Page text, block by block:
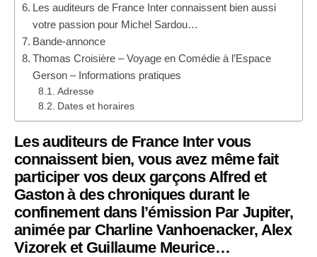
Les auditeurs de France Inter connaissent bien aussi
votre passion pour Michel Sardou…
Bande-annonce
Thomas Croisière – Voyage en Comédie à l’Espace
Gerson – Informations pratiques
Adresse
Dates et horaires
Les auditeurs de France Inter vous
connaissent bien, vous avez même fait
participer vos deux garçons Alfred et
Gaston à des chroniques durant le
confinement dans l’émission Par Jupiter,
animée par Charline Vanhoenacker, Alex
Vizorek et Guillaume Meurice…